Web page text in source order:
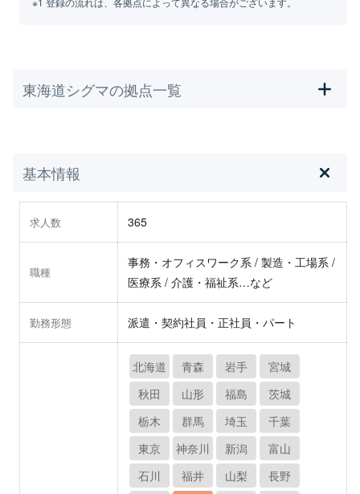
東海道シグマの拠点一覧
基本情報
求人数 365
職種
事務・オフィスワーク系 / 製造・工場系 /
医療系 / 介護・福祉系…など
勤務形態 派遣・契約社員・正社員・パート
北海道 青森 岩手
宮城
秋田
山形 福島
茨城
栃木
群馬 埼玉
千葉
東京
神奈川 新潟
富山
石川
福井 山梨
長野